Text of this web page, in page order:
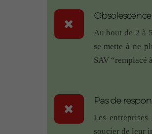
Eco Dring–
Bonjour
Vous pouvez
Girbe 28 mai
variétés des
vassort jean luc–
Au bout de 2 à
se mette à ne
SAV “remplacé
Pas de
Les
soucier de leur